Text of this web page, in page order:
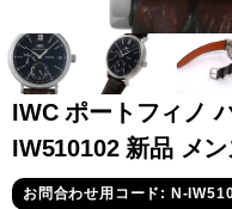
グランド
セイコー
IWC ポートフィノ
IW510102 新品 メ
お問合わせ用コード: N-